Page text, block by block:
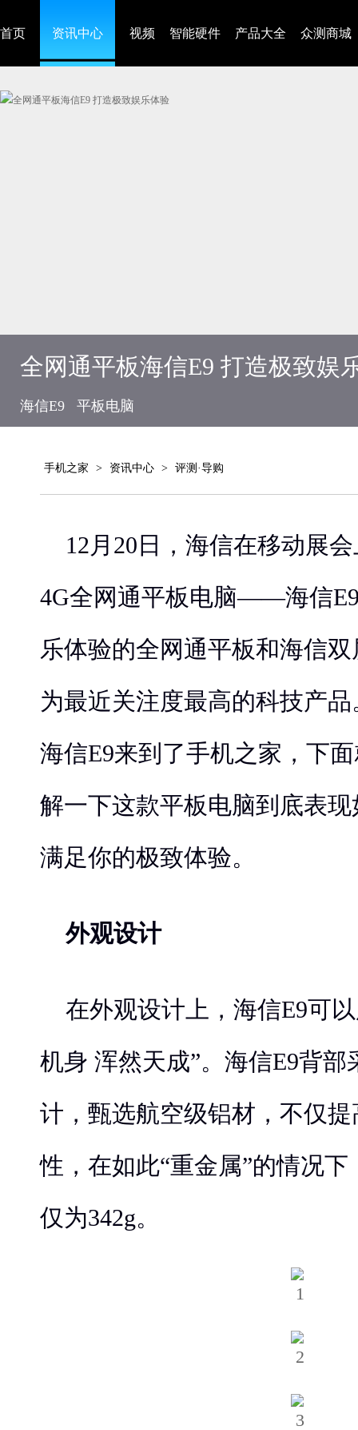
首页 资讯中心 视频 智能硬件 产品大全 众测商城
全网通平板海信E9 打造极致娱
海信E9 平板电脑
手机之家 > 资讯中心 > 评测·导购
12月20日，海信在移动展
4G全网通平板电脑——海信
乐体验的全网通平板和海信
为最近关注度最高的科技产
海信E9来到了手机之家，下
解一下这款平板电脑到底表
满足你的极致体验。
外观设计
在外观设计上，海信E9可
机身 浑然天成”。海信E9背
计，甄选航空级铝材，不仅
性，在如此“重金属”的情况
仅为342g。